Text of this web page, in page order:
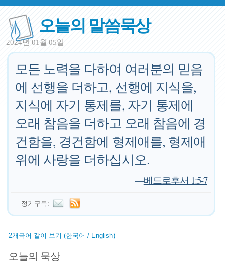
오늘의 말씀묵상
2024년 01월 05일
모든 노력을 다하여 여러분의 믿음
에 선행을 더하고, 선행에 지식을,
지식에 자기 통제를, 자기 통제에
오래 참음을 더하고 오래 참음에 경
건함을, 경건함에 형제애를, 형제애
위에 사랑을 더하십시오.
—베드로후서 1:5-7
정기구독:
2개국어 같이 보기 (한국어 / English)
오늘의 묵상